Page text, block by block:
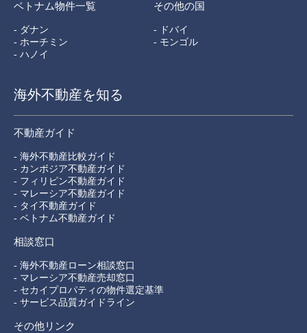
ベトナム物件一覧
- ダナン
- ホーチミン
- ハノイ
その他の国
- ドバイ
- モンゴル
海外不動産を知る
不動産ガイド
- 海外不動産比較ガイド
- カンボジア不動産ガイド
- フィリピン不動産ガイド
- マレーシア不動産ガイド
- タイ不動産ガイド
- ベトナム不動産ガイド
相談窓口
- 海外不動産ローン相談窓口
- マレーシア不動産売却窓口
- セカイプロパティの物件選定基準
- サービス品質ガイドライン
その他リンク